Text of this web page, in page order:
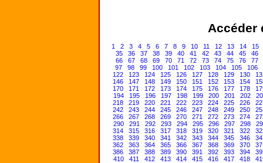
Accéder
1 2 3 4 5 6 7 8 9 10 11 12 13 14
15
35
36 37 38 39 40 41 42 43 44 45
46
66
67 68 69 70 71 72 73 74 75 76
77
97
98 99 100 101 102 103 104 105
106
122
123 124 125 126 127 128 129 130
146
147 148 149 150 151 152 153 154
170
171 172 173 174 175 176 177 178
194
195 196 197 198 199 200 201 202
218
219 220 221 222 223 224 225 226
242
243 244 245 246 247 248 249 250
266
267 268 269 270 271 272 273 274
290
291 292 293 294 295 296 297 298
314
315 316 317 318 319 320 321 322
338
339 340 341 342 343 344 345 346
362
363 364 365 366 367 368 369 370
386
387 388 389 390 391 392 393 394
410
411 412 413 414 415 416 417 418